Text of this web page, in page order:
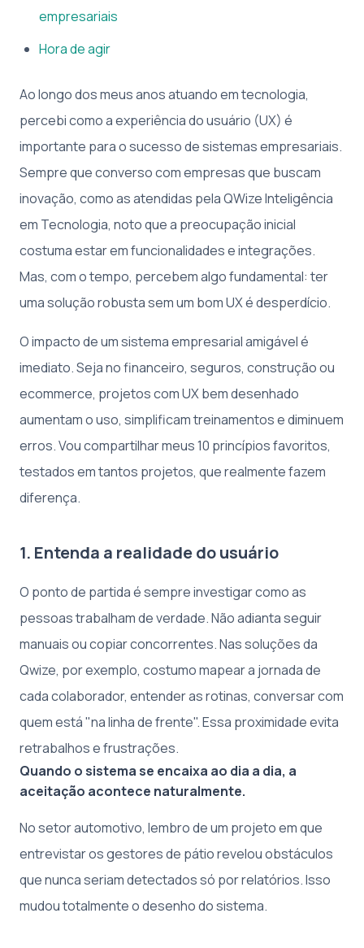
empresariais
Hora de agir
Ao longo dos meus anos atuando em tecnologia,
percebi como a experiência do usuário (UX) é
importante para o sucesso de sistemas empresariais.
Sempre que converso com empresas que buscam
inovação, como as atendidas pela QWize Inteligência
em Tecnologia, noto que a preocupação inicial
costuma estar em funcionalidades e integrações.
Mas, com o tempo, percebem algo fundamental: ter
uma solução robusta sem um bom UX é desperdício.
O impacto de um sistema empresarial amigável é
imediato. Seja no financeiro, seguros, construção ou
ecommerce, projetos com UX bem desenhado
aumentam o uso, simplificam treinamentos e diminuem
erros. Vou compartilhar meus 10 princípios favoritos,
testados em tantos projetos, que realmente fazem
diferença.
1. Entenda a realidade do usuário
O ponto de partida é sempre investigar como as
pessoas trabalham de verdade. Não adianta seguir
manuais ou copiar concorrentes. Nas soluções da
Qwize, por exemplo, costumo mapear a jornada de
cada colaborador, entender as rotinas, conversar com
quem está "na linha de frente". Essa proximidade evita
retrabalhos e frustrações.
Quando o sistema se encaixa ao dia a dia, a
aceitação acontece naturalmente.
No setor automotivo, lembro de um projeto em que
entrevistar os gestores de pátio revelou obstáculos
que nunca seriam detectados só por relatórios. Isso
mudou totalmente o desenho do sistema.